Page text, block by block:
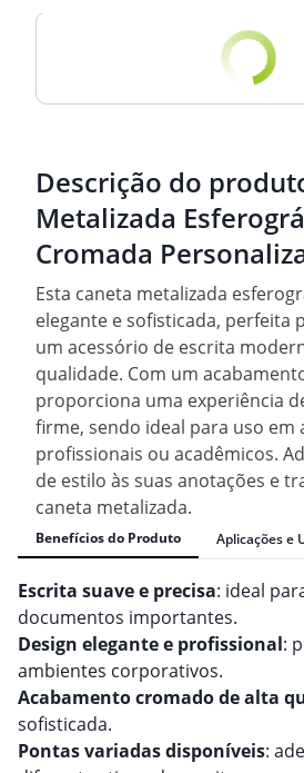
Descrição do
Metalizada
Cromada
Esta caneta metalizada
elegante e sofisticada, perfeita
um acessório de escrita
qualidade. Com um
proporciona uma experiência
firme, sendo ideal para uso em
profissionais ou acadêmicos.
de estilo às suas anotações e
caneta metalizada.
Benefícios do Produto Aplicações e
Escrita suave e precisa: ideal
documentos importantes.
Design elegante e profissional:
ambientes corporativos.
Acabamento cromado de alta
sofisticada.
Pontas variadas disponíveis: